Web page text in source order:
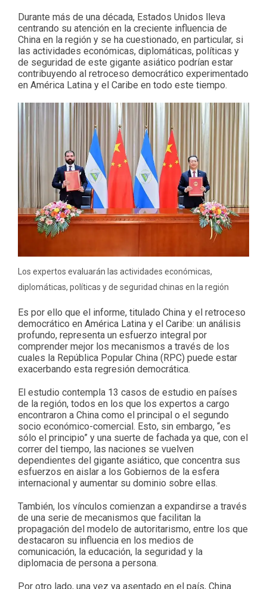
Durante más de una década, Estados Unidos lleva
centrando su atención en la creciente influencia de
China en la región y se ha cuestionado, en particular, si
las actividades económicas, diplomáticas, políticas y
de seguridad de este gigante asiático podrían estar
contribuyendo al retroceso democrático experimentado
en América Latina y el Caribe en todo este tiempo.
Los expertos evaluarán las actividades económicas,
diplomáticas, políticas y de seguridad chinas en la región
Es por ello que el informe, titulado China y el retroceso
democrático en América Latina y el Caribe: un análisis
profundo, representa un esfuerzo integral por
comprender mejor los mecanismos a través de los
cuales la República Popular China (RPC) puede estar
exacerbando esta regresión democrática.
El estudio contempla 13 casos de estudio en países
de la región, todos en los que los expertos a cargo
encontraron a China como el principal o el segundo
socio económico-comercial. Esto, sin embargo, “es
sólo el principio” y una suerte de fachada ya que, con el
correr del tiempo, las naciones se vuelven
dependientes del gigante asiático, que concentra sus
esfuerzos en aislar a los Gobiernos de la esfera
internacional y aumentar su dominio sobre ellas.
También, los vínculos comienzan a expandirse a través
de una serie de mecanismos que facilitan la
propagación del modelo de autoritarismo, entre los que
destacaron su influencia en los medios de
comunicación, la educación, la seguridad y la
diplomacia de persona a persona.
Por otro lado, una vez ya asentado en el país, China